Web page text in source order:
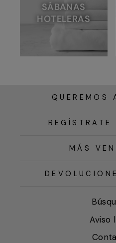
SÁBANAS
HOTELERAS
QUEREMOS
REGÍSTRATE
MÁS
Aviso